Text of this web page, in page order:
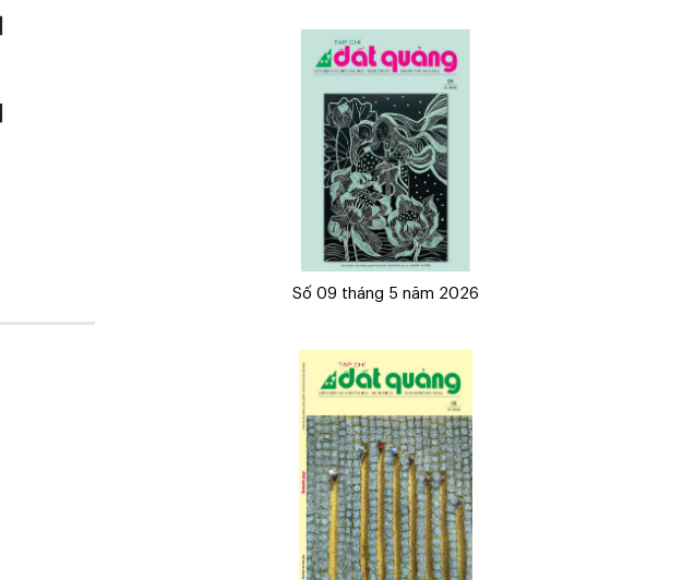
Số 09 tháng 5 năm 2026